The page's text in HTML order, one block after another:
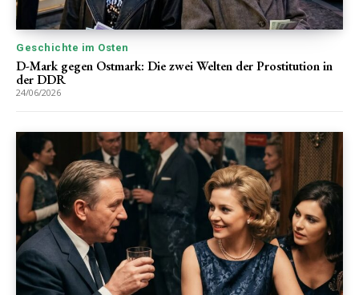
Geschichte im Osten
D-Mark gegen Ostmark: Die zwei Welten der Prostitution in
der DDR
24/06/2026